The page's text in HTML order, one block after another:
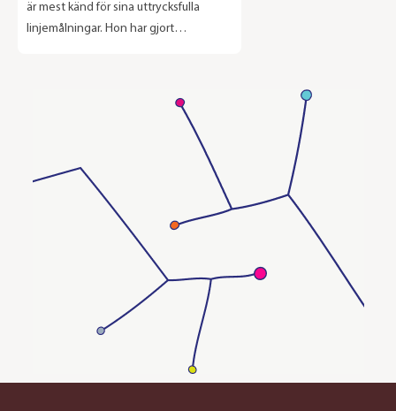
är mest känd för sina uttrycksfulla
linjemålningar. Hon har gjort
illustrationerna till diktboken ”På andra
kommer hon att visa upp sina senaste
verk, allt från abstrakta oljemålningar
till illustrationer. Utställningen pågår
2019.04.24 – 2019.05.25